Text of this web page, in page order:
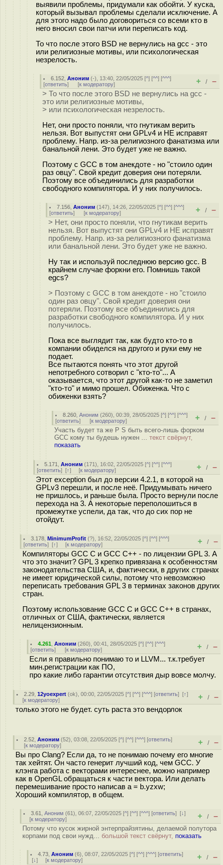
выявили проблемы, придумали как обойти. У куска,
который вызывал проблемы сделали исключение. А
для этого надо было договориться со всеми кто в
него вносил свои патчи или переписать код.
То что после этого BSD не вернулись на gcc - это
или религиозные мотивы, или психологическая
незрелость.
6.152 ,Аноним (-), 13:40, 22/05/2025 [^] [^^] [^^^]
[ответить] [к модератору] + / –
> То что после этого BSD не вернулись на gcc -
это или религиозные мотивы,
> или психологическая незрелость.
Нет, они просто поняли, что гнутикам верить
нельзя. Вот выпустят они GPLv4 и НЕ исправят
проблему. Напр. из-за религиозного фанатизма или
банальной лени. Это будет уже не важно.
Поэтому с GCC в том анекдоте - но "стоило один
раз овцу". Свой кредит доверия они потеряли.
Поэтому все объединились для разработки
свободного компилятора. И у них получилось.
7.156 ,Аноним (147), 14:26, 22/05/2025 [^] [^^] [^^^]
[ответить] [к модератору] + / –
> Нет, они просто поняли, что гнутикам верить
нельзя. Вот выпустят они GPLv4 и НЕ исправят
проблему. Напр. из-за религиозного фанатизма
или банальной лени. Это будет уже не важно.
Ну так и используй последнюю версию gcc. В
крайнем случае форкни его. Помнишь такой
egcs?
> Поэтому с GCC в том анекдоте - но "стоило
один раз овцу". Свой кредит доверия они
потеряли. Поэтому все объединились для
разработки свободного компилятора. И у них
получилось.
Пока все выглядит так, как будто кто-то в
компании обиделся на другого и руки ему не
подает.
Все пытаются понять что этот другой
непотребного сотворил с "кто-то"... А
оказывается, что этот другой как-то не заметил
"кто-то" и мимо прошел. Обиженка. Что с
обиженки взять?
8.260 ,Аноним (260), 00:39, 28/05/2025 [^] [^^] [^^^]
[ответить] [к модератору] + / –
Участь будет та же P S быть всего-лишь форком
GCC кому ты будешь нужен ... текст свёрнут,
показать
5.171 ,Аноним (171), 16:02, 22/05/2025 [^] [^^] [^^^]
[ответить] [↑] [к модератору] + / –
Этот exception был до версии 4.2.1, в которой на
GPLv3 перешли, и после неё. Придумывать ничего
не пришлось, и раньше была. Просто вернули после
перехода на 3. А некоторые переполошиться в
промежутке успели, да так, что до сих пор не
отойдут.
3.178 ,MinimumProfit (?), 16:52, 22/05/2025 [^] [^^] [^^^]
[ответить] [↑] [к модератору] + / –
Компиляторы GCC C и GCC C++ - по лицензии GPL 3. А
что это значит? GPL 3 крепко привязана к особенностям
законодательства США, и, фактически, в других странах
не имеет юридической силы, потому что невозможно
переписать требования GPL 3 в терминах законов других
стран.
Поэтому использование GCC C и GCC C++ в странах,
отличных от США, фактически, является
нелицензионным.
4.261 ,Аноним (260), 00:41, 28/05/2025 [^] [^^] [^^^]
[ответить] [к модератору] + / –
Если я правильно понимаю то и LLVM... т.к.требует
мин.регистрации как ПО,
про какие либо гарантии отсутствия дыр вовсе молчу.
2.29 ,12yoexpert (ok), 00:00, 22/05/2025 [^] [^^] [^^^] [ответить][↑]
[к модератору] + / –
только этого не будет. суть раста это вендорлок
2.52 ,Аноним (52), 03:08, 22/05/2025 [^] [^^] [^^^] [ответить]
[к модератору] + / –
Вы про Clang? Если да, то не понимаю почему его многие
так хейтят. Он часто генерит лучший код, чем GCC. У
клэнга работа с векторами интереснее, можно например
как в OpenGL обращаться к части вектора. Или делать
перемешивание просто написав a = b.yzxw;
Хороший компилятор, в общем.
3.61 ,Аноним (61), 06:07, 22/05/2025 [^] [^^] [^^^] [ответить][↓]
[к модератору] + / –
Потому что кусок жирной энтерпрайзятины, делаемой полутора
корпами под свои нужд... большой текст свёрнут, показать
4.73 ,Аноним (6), 08:07, 22/05/2025 [^] [^^] [^^^] [ответить]
[↓] [к модератору] + / –